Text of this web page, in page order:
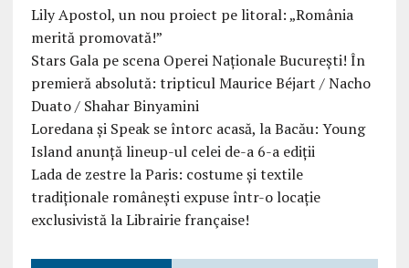
Lily Apostol, un nou proiect pe litoral: „România
merită promovată!”
Stars Gala pe scena Operei Naționale București! În
premieră absolută: tripticul Maurice Béjart / Nacho
Duato / Shahar Binyamini
Loredana și Speak se întorc acasă, la Bacău: Young
Island anunță lineup-ul celei de-a 6-a ediții
Lada de zestre la Paris: costume și textile
tradiționale românești expuse într-o locație
exclusivistă la Librairie française!